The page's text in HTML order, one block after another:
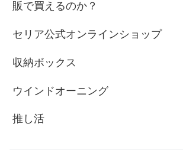
販で買えるのか？
セリア公式オンラインショップ
収納ボックス
ウインドオーニング
推し活